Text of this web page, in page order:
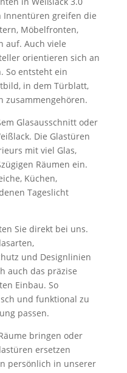
Innentüren greifen die
Möbelfronten,
auf. Auch viele
orientieren sich an
So entsteht ein
in dem Türblatt,
zusammengehören.
Glasausschnitt oder
Die Glastüren
mit viel Glas,
Räumen ein.
Küchen,
Tageslicht
Sie direkt bei uns.
und Designlinien
auch das präzise
Einbau. So
und funktional zu
passen.
bringen oder
ersetzen
persönlich in unserer